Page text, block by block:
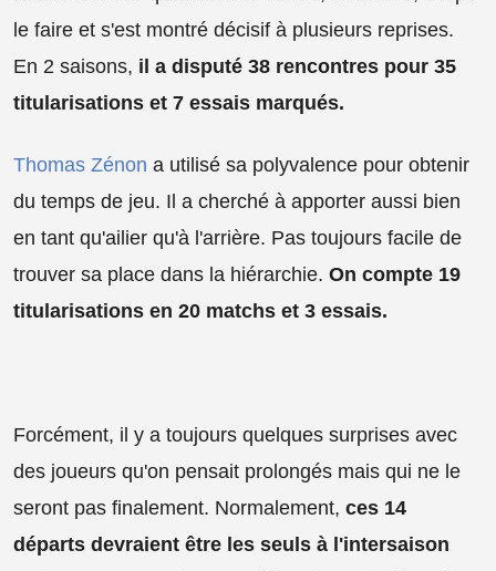
le faire et s'est montré décisif à plusieurs reprises.
En 2 saisons, il a disputé 38 rencontres pour 35
titularisations et 7 essais marqués.
Thomas Zénon a utilisé sa polyvalence pour obtenir
du temps de jeu. Il a cherché à apporter aussi bien
en tant qu'ailier qu'à l'arrière. Pas toujours facile de
trouver sa place dans la hiérarchie. On compte 19
titularisations en 20 matchs et 3 essais.
Forcément, il y a toujours quelques surprises avec
des joueurs qu'on pensait prolongés mais qui ne le
seront pas finalement. Normalement, ces 14
départs devraient être les seuls à l'intersaison